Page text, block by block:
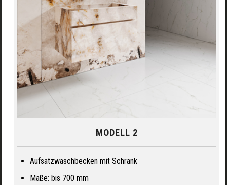
MODELL 2
Aufsatzwaschbecken mit Schrank
Maße: bis 700 mm